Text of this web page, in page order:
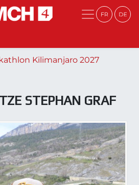
Kilimanjaro 2027
STEPHAN GRAF